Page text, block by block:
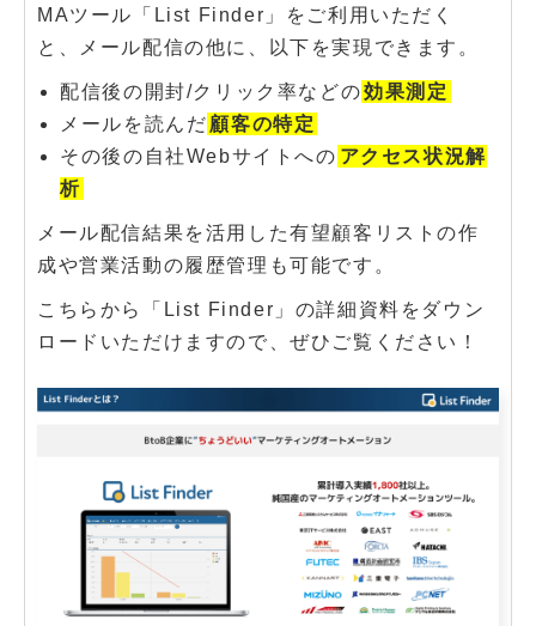
MAツール「List Finder」をご利用いただく
と、メール配信の他に、以下を実現できます。
配信後の開封/クリック率などの効果測定
メールを読んだ 顧客の特定
その後の自社Webサイトへの アクセス状況解
析
メール配信結果を活用した有望顧客リストの作
成や営業活動の履歴管理も可能です。
こちらから「List Finder」の詳細資料をダウン
ロードいただけますので、ぜひご覧ください！